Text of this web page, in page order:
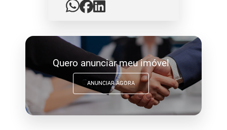
Quero anunciar meu imóvel
ANUNCIAR AGORA